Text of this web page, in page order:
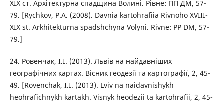
XIX ст. Архітектурна спадщина Волині. Рівне: ПП ДМ, 57-
79. [Rychkov, P.A. (2008). Davnia kartohrafiia Rivnoho XVIII-
XIX st. Arkhitekturna spadshchyna Volyni. Rivne: PP DM, 57-
79.]
24. Ровенчак, І.І. (2013). Львів на найдавніших
географічних картах. Вісник геодезії та картографії, 2, 45-
49. [Rovenchak, I.I. (2013). Lviv na naidavnishykh
heohrafichnykh kartakh. Visnyk heodezii ta kartohrafii, 2, 45-